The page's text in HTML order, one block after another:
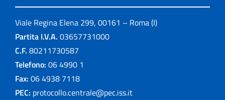
Viale Regina Elena 299, 00161 – Roma (I)
Partita I.V.A. 03657731000
C.F. 80211730587
Telefono: 06 4990 1
Fax: 06 4938 7118
PEC: protocollo.centrale@pec.iss.it